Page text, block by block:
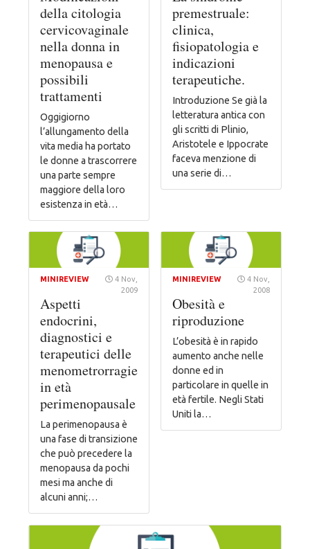
della citologia
cervicovaginale
nella donna in
menopausa e
possibili
trattamenti
Oggigiorno
l’allungamento della
vita media ha portato
le donne a trascorrere
una parte sempre
maggiore della loro
esistenza in età…
premestruale:
clinica,
fisiopatologia e
indicazioni
terapeutiche.
Introduzione Se già la
letteratura antica con
gli scritti di Plinio,
Aristotele e Ippocrate
faceva menzione di
una serie di…
MINIREVIEW
4 Nov,
2009
Aspetti
endocrini,
diagnostici e
terapeutici delle
menometrorragie
in età
perimenopausale
La perimenopausa è
una fase di transizione
che può precedere la
menopausa da pochi
mesi ma anche di
alcuni anni;…
MINIREVIEW
4 Nov,
2008
Obesità e
riproduzione
L’obesità è in rapido
aumento anche nelle
donne ed in
particolare in quelle in
età fertile. Negli Stati
Uniti la…